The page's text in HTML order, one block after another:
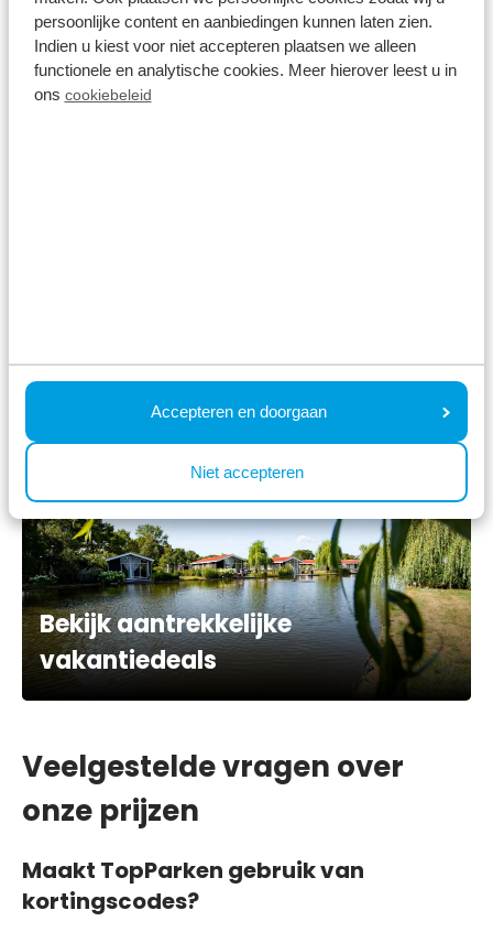
persoonlijke content en aanbiedingen kunnen laten zien.
Indien u kiest voor niet accepteren plaatsen we alleen
functionele en analytische cookies. Meer hierover leest u in
ons cookiebeleid
Accepteren en doorgaan
Niet accepteren
krijgt echt waar u voor betaalt.
🧐 Waar voor uw geld
altijd verzekerd van de laagste prijs.
Bekijk aantrekkelijke
vakantiedeals
Veelgestelde vragen over
onze prijzen
Maakt TopParken gebruik van
kortingscodes?